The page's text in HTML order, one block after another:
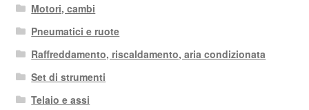
Motori, cambi
Pneumatici e ruote
Raffreddamento, riscaldamento, aria condizionata
Set di strumenti
Telaio e assi